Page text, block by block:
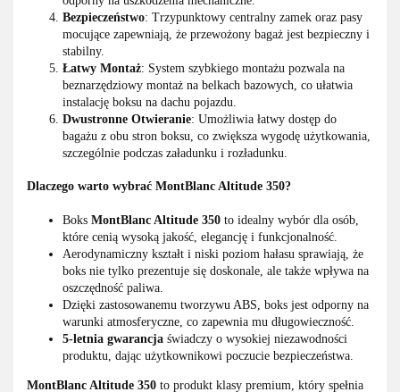
Bezpieczeństwo: Trzypunktowy centralny zamek oraz pasy
mocujące zapewniają, że przewożony bagaż jest bezpieczny i
stabilny.
Łatwy Montaż: System szybkiego montażu pozwala na
beznarzędziowy montaż na belkach bazowych, co ułatwia
instalację boksu na dachu pojazdu.
Dwustronne Otwieranie: Umożliwia łatwy dostęp do
bagażu z obu stron boksu, co zwiększa wygodę użytkowania,
szczególnie podczas załadunku i rozładunku.
Dlaczego warto wybrać MontBlanc Altitude 350?
Boks MontBlanc Altitude 350 to idealny wybór dla osób,
które cenią wysoką jakość, elegancję i funkcjonalność.
Aerodynamiczny kształt i niski poziom hałasu sprawiają, że
boks nie tylko prezentuje się doskonale, ale także wpływa na
oszczędność paliwa.
Dzięki zastosowanemu tworzywu ABS, boks jest odporny na
warunki atmosferyczne, co zapewnia mu długowieczność.
5-letnia gwarancja świadczy o wysokiej niezawodności
produktu, dając użytkownikowi poczucie bezpieczeństwa.
MontBlanc Altitude 350 to produkt klasy premium, który spełnia